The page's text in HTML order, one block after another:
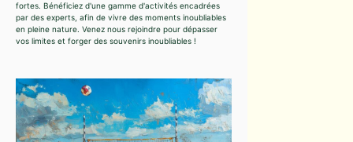
fortes. Bénéficiez d'une gamme d'activités encadrées
par des experts, afin de vivre des moments inoubliables
en pleine nature. Venez nous rejoindre pour dépasser
vos limites et forger des souvenirs inoubliables !